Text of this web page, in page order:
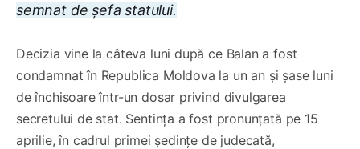
semnat de șefa statului.
Decizia vine la câteva luni după ce Balan a fost
condamnat în Republica Moldova la un an și șase luni
de închisoare într-un dosar privind divulgarea
secretului de stat. Sentința a fost pronunțată pe 15
aprilie, în cadrul primei ședințe de judecată,